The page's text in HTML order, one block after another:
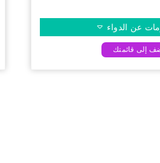
عن الدواء